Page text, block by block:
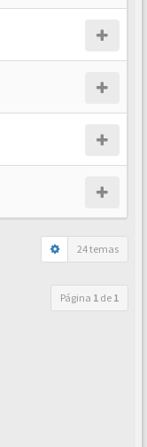
24 temas
Página 1 de 1